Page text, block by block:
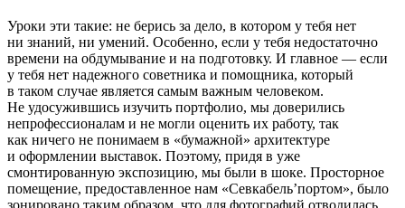
Уроки эти такие: не берись за дело, в котором у тебя нет
ни знаний, ни умений. Особенно, если у тебя недостаточно
времени на обдумывание и на подготовку. И главное — если
у тебя нет надежного советника и помощника, который
в таком случае является самым важным человеком.
Не удосужившись изучить портфолио, мы доверились
непрофессионалам и не могли оценить их работу, так
как ничего не понимаем в «бумажной» архитектуре
и оформлении выставок. Поэтому, придя в уже
смонтированную экспозицию, мы были в шоке. Просторное
помещение, предоставленное нам «Севкабель’портом», было
зонировано таким образом, что для фотографий отводилась